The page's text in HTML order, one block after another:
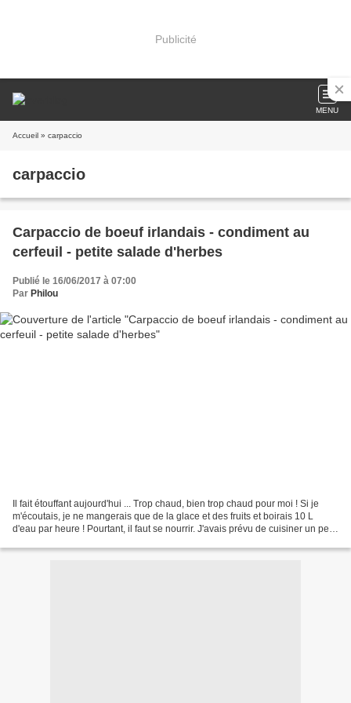
Publicité
MENU
Accueil » carpaccio
carpaccio
Carpaccio de boeuf irlandais - condiment au
cerfeuil - petite salade d'herbes
Publié le 16/06/2017 à 07:00
Par Philou
Il fait étouffant aujourd'hui ... Trop chaud, bien trop chaud pour moi ! Si je
m'écoutais, je ne mangerais que de la glace et des fruits et boirais 10 L
d'eau par heure ! Pourtant, il faut se nourrir. J'avais prévu de cuisiner un petit